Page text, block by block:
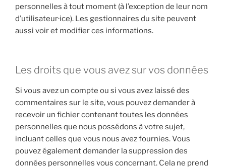
personnelles à tout moment (à l’exception de leur nom
d’utilisateur·ice). Les gestionnaires du site peuvent
aussi voir et modifier ces informations.
Les droits que vous avez sur vos données
Si vous avez un compte ou si vous avez laissé des
commentaires sur le site, vous pouvez demander à
recevoir un fichier contenant toutes les données
personnelles que nous possédons à votre sujet,
incluant celles que vous nous avez fournies. Vous
pouvez également demander la suppression des
données personnelles vous concernant. Cela ne prend